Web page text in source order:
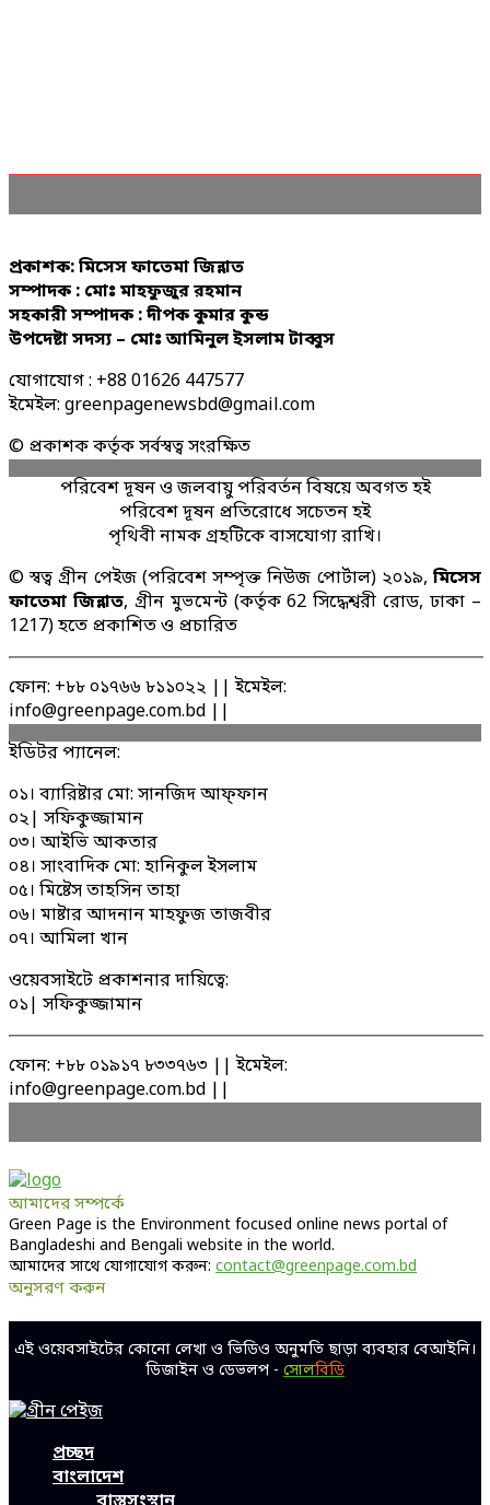
প্রকাশক: মিসেস ফাতেমা জিন্নাত
সম্পাদক : মোঃ মাহফুজুর রহমান
সহকারী সম্পাদক : দীপক কুমার কুন্ড
উপদেষ্টা সদস্য – মোঃ আমিনুল ইসলাম টাব্বুস
যোগাযোগ : +88 01626 447577
ইমেইল: greenpagenewsbd@gmail.com
© প্রকাশক কর্তৃক সর্বস্বত্ব সংরক্ষিত
পরিবেশ দূষন ও জলবায়ু পরিবর্তন বিষয়ে অবগত হই
পরিবেশ দূষন প্রতিরোধে সচেতন হই
পৃথিবী নামক গ্রহটিকে বাসযোগ্য রাখি।
© স্বত্ব গ্রীন পেইজ (পরিবেশ সম্পৃক্ত নিউজ পোর্টাল) ২০১৯, মিসেস
ফাতেমা জিন্নাত, গ্রীন মুভমেন্ট (কর্তৃক 62 সিদ্ধেশ্বরী রোড, ঢাকা –
1217) হতে প্রকাশিত ও প্রচারিত
ফোন: +৮৮ ০১৭৬৬ ৮১১০২২ || ইমেইল:
info@greenpage.com.bd ||
ইডিটর প্যানেল:
০১। ব্যারিষ্টার মো: সানজিদ আফ্ফান
০২| সফিকুজ্জামান
০৩। আইভি আকতার
০৪। সাংবাদিক মো: হানিকুল ইসলাম
০৫। মিষ্টেস তাহসিন তাহা
০৬। মাষ্টার আদনান মাহফুজ তাজবীর
০৭। আমিলা খান
ওয়েবসাইটে প্রকাশনার দায়িত্বে:
০১| সফিকুজ্জামান
ফোন: +৮৮ ০১৯১৭ ৮৩৩৭৬৩ || ইমেইল:
info@greenpage.com.bd ||
আমাদের সম্পর্কে
Green Page is the Environment focused online news portal of
Bangladeshi and Bengali website in the world.
আমাদের সাথে যোগাযোগ করুন: contact@greenpage.com.bd
অনুসরণ করুন
এই ওয়েবসাইটের কোনো লেখা ও ভিডিও অনুমতি ছাড়া ব্যবহার বেআইনি।
ডিজাইন ও ডেভলপ - সোলবিডি
প্রচ্ছদ
বাংলাদেশ